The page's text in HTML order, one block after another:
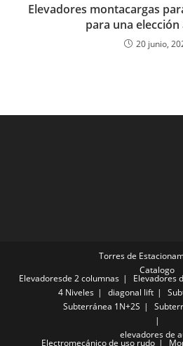
Elevadores montacargas
para una elección
20 junio,
Torres de
Catalogo
Elevadoresde 2 columnas Elevadores
4 Niveles
diagonal lift
Subterránea 1N+2S
elevadores de
Electromecánico de uso rudo